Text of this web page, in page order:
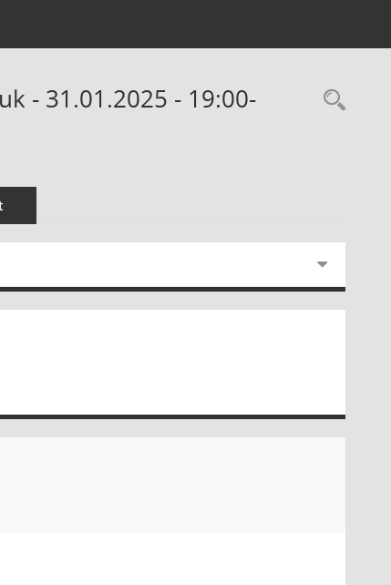
- 31.01.2025 - 19:00-